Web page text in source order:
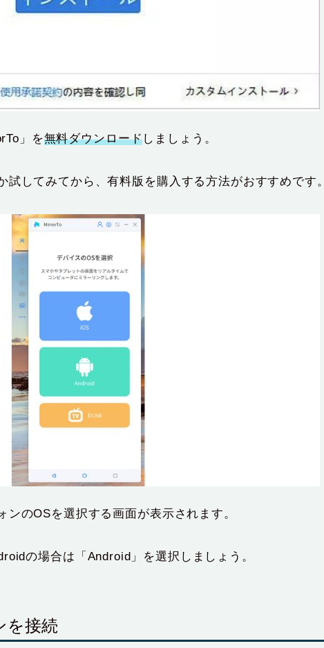
」を無料ダウンロードしましょう。
試してみてから、有料版を購入する方法がおすすめです。
ンのOSを選択する画面が表示されます。
の場合は「Android」を選択しましょう。
を接続